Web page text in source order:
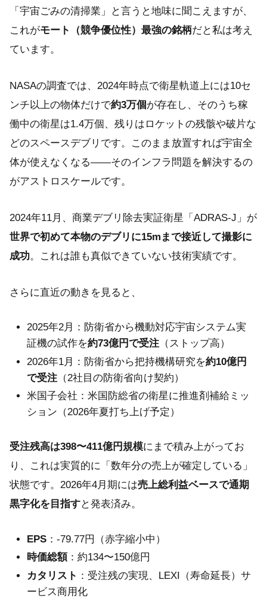
「宇宙ごみの清掃業」と言うと地味に聞こえますが、
これがモート（競争優位性）最強の銘柄だと私は考え
ています。
NASAの調査では、2024年時点で衛星軌道上には10セ
ンチ以上の物体だけで約3万個が存在し、そのうち稼
働中の衛星は1.4万個、残りはロケットの残骸や破片な
どのスペースデブリです。このまま放置すれば宇宙全
体が使えなくなる——そのインフラ問題を解決するの
がアストロスケールです。
2024年11月、商業デブリ除去実証衛星「ADRAS-J」が
世界で初めて本物のデブリに15mまで接近して撮影に
成功。これは誰も真似できていない技術実績です。
さらに直近の動きを見ると、
2025年2月：防衛省から機動対応宇宙システム実
証機の試作を約73億円で受注 （ストップ高）
2026年1月：防衛省から把持機構研究を約10億円
で受注 （2社目の防衛省向け契約）
米国子会社：米国防総省の衛星に推進剤補給ミッ
ション（2026年夏打ち上げ予定）
受注残高は398〜411億円規模にまで積み上がってお
り、これは実質的に「数年分の売上が確定している」
状態です。2026年4月期には売上総利益ベースで通期
黒字化を目指すと発表済み。
EPS ：-79.77円（赤字縮小中）
時価総額 ：約134〜150億円
カタリスト ：受注残の実現、LEXI（寿命延長）サ
ービス商用化